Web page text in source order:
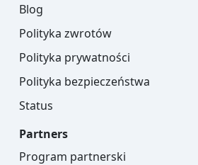
Blog
Polityka zwrotów
Polityka prywatności
Polityka bezpieczeństwa
Status
Partners
Program partnerski